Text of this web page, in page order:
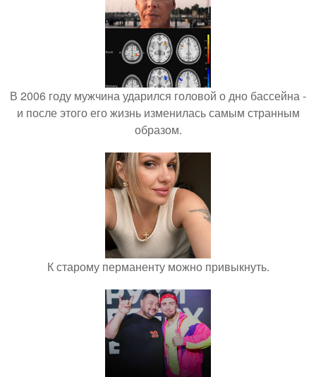
В 2006 году мужчина ударился головой о дно бассейна -
и после этого его жизнь изменилась самым странным
образом.
К старому перманенту можно привыкнуть.